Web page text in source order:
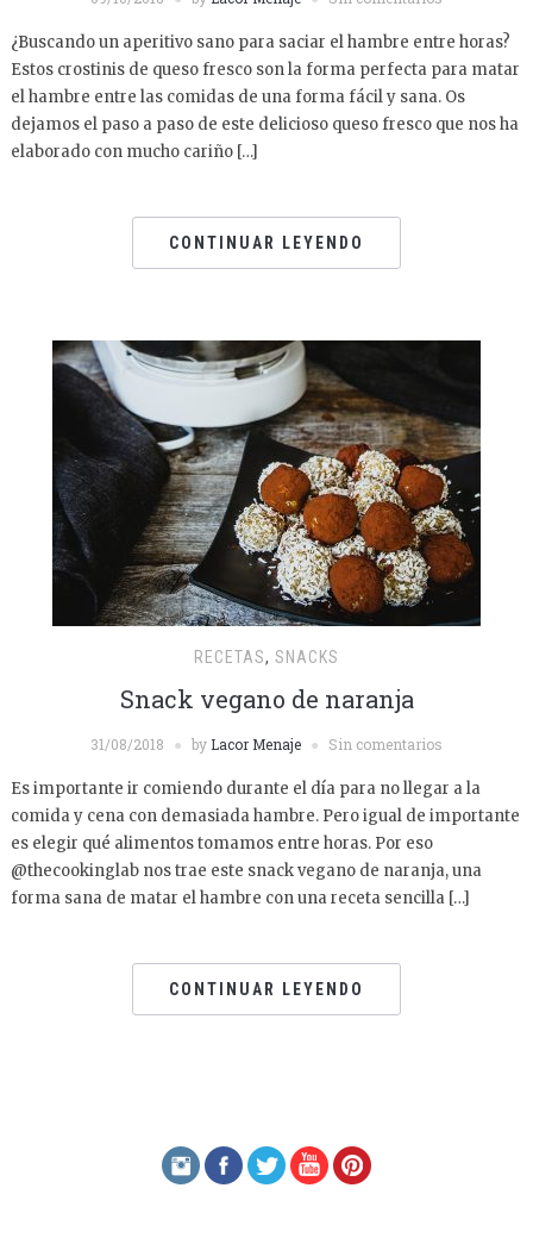
¿Buscando un aperitivo sano para saciar el hambre entre horas?
Estos crostinis de queso fresco son la forma perfecta para matar
el hambre entre las comidas de una forma fácil y sana. Os
dejamos el paso a paso de este delicioso queso fresco que nos ha
elaborado con mucho cariño […]
CONTINUAR LEYENDO
RECETAS, SNACKS
Snack vegano de naranja
31/08/2018 by Lacor Menaje Sin comentarios
Es importante ir comiendo durante el día para no llegar a la
comida y cena con demasiada hambre. Pero igual de importante
es elegir qué alimentos tomamos entre horas. Por eso
@thecookinglab nos trae este snack vegano de naranja, una
forma sana de matar el hambre con una receta sencilla […]
CONTINUAR LEYENDO